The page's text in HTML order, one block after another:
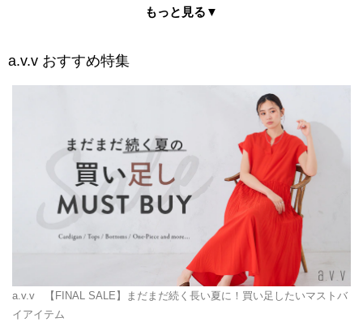
もっと見る▼
a.v.v おすすめ特集
a.v.v 【FINAL SALE】まだまだ続く長い夏に！買い足したいマストバ
イアイテム